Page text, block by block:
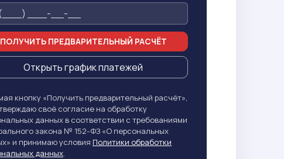
ПОЛУЧИТЬ ПРЕДВАРИТЕЛЬНЫЙ РАСЧЁТ
Открыть график платежей
кнопку «Получить предварительный расчёт»,
своё согласие на обработку
данных в соответствии с требованиями
закона № 152-ФЗ «О персональных
и принимаю условия Политики обработки
данных.